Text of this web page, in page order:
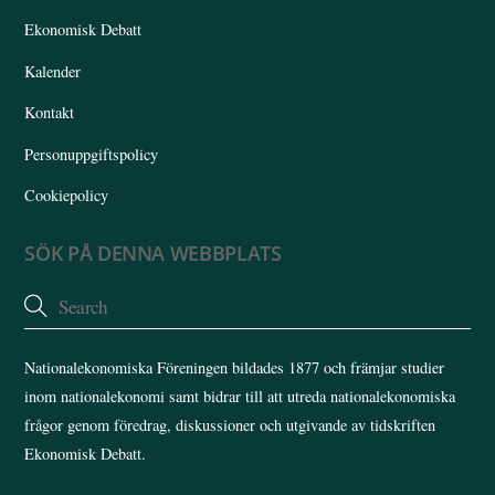
Ekonomisk Debatt
Kalender
Kontakt
Personuppgiftspolicy
Cookiepolicy
SÖK PÅ DENNA WEBBPLATS
Nationalekonomiska Föreningen bildades 1877 och främjar studier
inom nationalekonomi samt bidrar till att utreda nationalekonomiska
frågor genom föredrag, diskussioner och utgivande av tidskriften
Ekonomisk Debatt.